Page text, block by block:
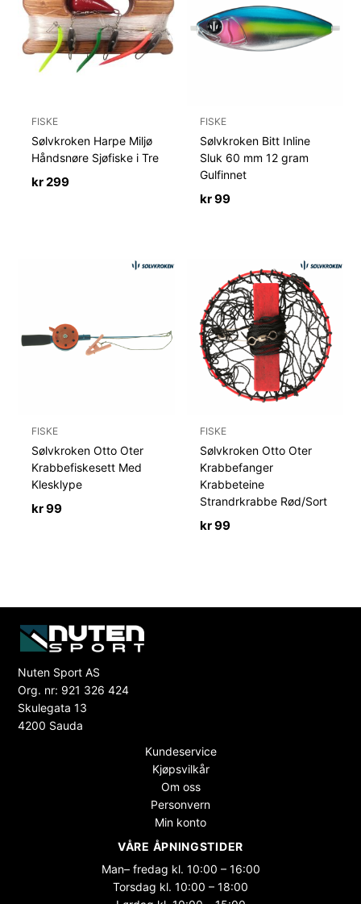
FISKE
Sølvkroken Harpe Miljø
Håndsnøre Sjøfiske i Tre
kr299
FISKE
Sølvkroken Bitt Inline
Sluk 60 mm 12 gram
Gulfinnet
kr99
FISKE
Sølvkroken Otto Oter
Krabbefiskesett Med
Klesklype
kr99
FISKE
Sølvkroken Otto Oter
Krabbefanger
Krabbeteine
Strandrkrabbe Rød/Sort
kr99
Nuten Sport AS
Org. nr: 921 326 424
Skulegata 13
4200 Sauda
Kundeservice
Kjøpsvilkår
Om oss
Personvern
Min konto
VÅRE ÅPNINGSTIDER
Man– fredag kl. 10:00 – 16:00
Torsdag kl. 10:00 – 18:00